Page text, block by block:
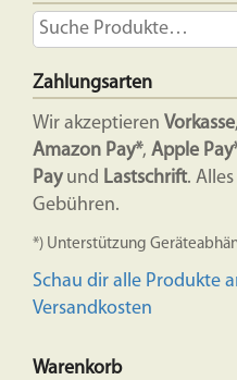
Zahlungsarten
Wir akzeptieren Vorkasse,
Amazon Pay*, Apple
Payund Lastschrift.
Gebühren.
*) Unterstützung
Schau dir alle Produkte
Versandkosten
Warenkorb